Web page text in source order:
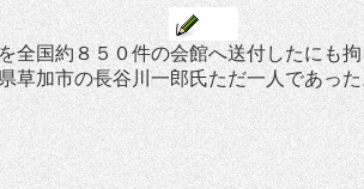
国約８５０件の会館へ送付したにも拘
草加市の長谷川一郎氏ただ一人であっ